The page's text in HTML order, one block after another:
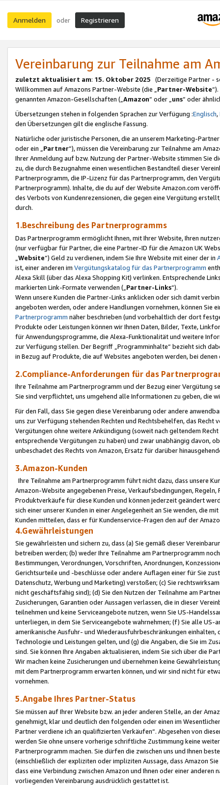
Anmelden oder Registrieren
Vereinbarung zur Teilnahme am
zuletzt aktualisiert am: 15. Oktober 2025 (Derzeitige Partner -
Willkommen auf Amazons Partner-Website (die „Partner-Website
genannten Amazon-Gesellschaften („Amazon“ oder „uns“ oder
Übersetzungen stehen in folgenden Sprachen zur Verfügung :Englisch,
den Übersetzungen gilt die englische Fassung.
Natürliche oder juristische Personen, die an unserem Marketing-
oder ein „Partner“), müssen die Vereinbarung zur Teilnahme am
Ihrer Anmeldung auf bzw. Nutzung der Partner-Website stimmen Sie
zu, die durch Bezugnahme einen wesentlichen Bestandteil dieser
Partnerprogramm, die IP-Lizenz für das Partnerprogramm, den
Partnerprogramm). Inhalte, die du auf der Website Amazon.com
des Verbots von Kundenrezensionen, die gegen eine Vergütung
durch.
1.Beschreibung des Partnerprogramms
Das Partnerprogramm ermöglicht Ihnen, mit Ihrer Website, Ihren
(nur verfügbar für Partner, die eine Partner-ID für die Amazon UK
Website“) Geld zu verdienen, indem Sie Ihre Website mit einer der in
ist, einer anderen im Vergütungskatalog für das Partnerprogramm
Alexa Skill (über das Alexa Shopping Kit) verlinken. Entsprechende
markierten Link-Formate verwenden („ Partner-Links“).
Wenn unsere Kunden die Partner-Links anklicken oder sich damit
angeboten werden, oder andere Handlungen vornehmen, können Sie
Partnerprogramm näher beschrieben (und vorbehaltlich der dort
Produkte oder Leistungen können wir Ihnen Daten, Bilder, Texte,
für Anwendungsprogramme, die Alexa-Funktionalität und weitere
zur Verfügung stellen. Der Begriff „Programminhalte“ bezieht sich
in Bezug auf Produkte, die auf Websites angeboten werden, bei
2.Compliance-Anforderungen für das
Ihre Teilnahme am Partnerprogramm und der Bezug einer Vergütung
Sie sind verpflichtet, uns umgehend alle Informationen zu geben, die
Für den Fall, dass Sie gegen diese Vereinbarung oder andere
uns zur Verfügung stehenden Rechten und Rechtsbehelfen, das
Vergütungen ohne weitere Ankündigung (soweit nach geltendem
entsprechende Vergütungen zu haben) und zwar unabhängig davon,
unbeschadet des Rechts von Amazon, Ersatz für darüber
3.Amazon-Kunden
Ihre Teilnahme am Partnerprogramm führt nicht dazu, dass unsere
Amazon-Website angegebenen Preise, Verkaufsbedingungen,
Produktverkäufe für diese Kunden und können jederzeit geändert
sich einer unserer Kunden in einer Angelegenheit an Sie wenden, die
Kunden mitteilen, dass er für Kundenservice-Fragen den auf der
4.Gewährleistungen
Sie gewährleisten und sichern zu, dass (a) Sie gemäß dieser
betreiben werden; (b) weder Ihre Teilnahme am Partnerprogramm
Bestimmungen, Verordnungen, Vorschriften, Anordnungen,
Gerichtsurteile und -beschlüsse oder andere Auflagen einer für Sie
Datenschutz, Werbung und Marketing) verstoßen; (c) Sie
nicht geschäftsfähig sind); (d) Sie den Nutzen der Teilnahme am
Zusicherungen, Garantien oder Aussagen verlassen, die in dieser
teilnehmen und keine Serviceangebote nutzen, wenn Sie US-
unterliegen, in dem Sie Serviceangebote wahrnehmen; (f) Sie alle
amerikanische Ausfuhr- und Wiederausfuhrbeschränkungen
Technologie und Leistungen gelten, und (g) die Angaben, die Sie im
sind. Sie können Ihre Angaben aktualisieren, indem Sie sich über die
Wir machen keine Zusicherungen und übernehmen keine
mit dem Partnerprogramm erwarten können, und wir sind nicht für
vornehmen.
5.Angabe Ihres Partner-Status
Sie müssen auf Ihrer Website bzw. an jeder anderen Stelle, an der
genehmigt, klar und deutlich den folgenden oder einen im
Partner verdiene ich an qualifizierten Verkäufen“. Abgesehen von
werden Sie ohne unsere vorherige schriftliche Zustimmung keine
Partnerprogramm machen. Sie dürfen die zwischen uns und Ihnen
(einschließlich der expliziten oder impliziten Aussage, dass Amazon
dass eine Verbindung zwischen Amazon und Ihnen oder einer
vorliegenden Vereinbarung ausdrücklich gestattet ist.